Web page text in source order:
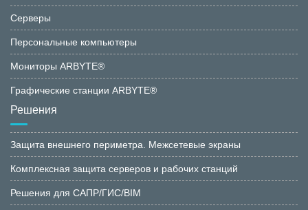
Серверы
Персональные компьютеры
Мониторы ARBYTE®
Графические станции ARBYTE®
Решения
Защита внешнего периметра. Межсетевые экраны
Комплексная защита серверов и рабочих станций
Решения для САПР/ГИС/BIM